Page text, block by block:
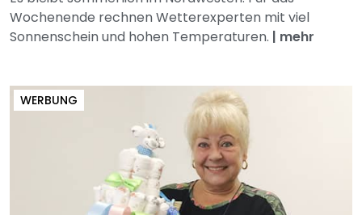
Wochenende rechnen Wetterexperten mit viel
Sonnenschein und hohen Temperaturen. | mehr
WERBUNG